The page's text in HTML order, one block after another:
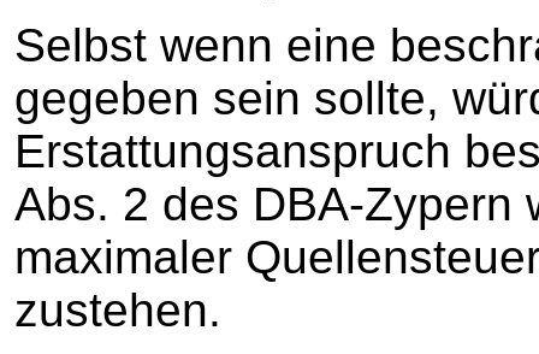
Selbst wenn eine
gegeben sein sollte,
Erstattungsanspruch
Abs. 2 des DBA-Zypern
maximaler
zustehen.